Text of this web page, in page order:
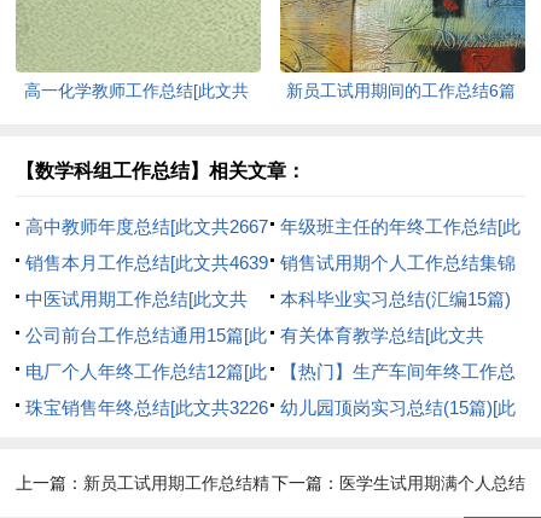
高一化学教师工作总结[此文共
新员工试用期间的工作总结6篇
【数学科组工作总结】相关文章：
高中教师年度总结[此文共2667
字]
年级班主任的年终工作总结[此
文共21560字]
销售本月工作总结[此文共4639
字]
销售试用期个人工作总结集锦
15篇[此文共15388字]
中医试用期工作总结[此文共
3031字]
本科毕业实习总结(汇编15篇)
[此文共19452字]
公司前台工作总结通用15篇[此
文共16250字]
有关体育教学总结[此文共
18943字]
电厂个人年终工作总结12篇[此
文共16363字]
【热门】生产车间年终工作总
结[此文共21936字]
珠宝销售年终总结[此文共3226 幼儿园顶岗实习总结(15篇)[此
上一篇： 新员工试用期工作总结精下一篇： 医学生试用期满个人总结